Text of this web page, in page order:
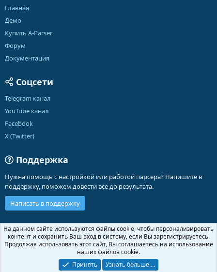
Главная
Демо
Купить A-Parser
Форум
Документация
Соцсети
Telegram канал
YouTube канал
Facebook
X (Twitter)
Поддержка
Нужна помощь с настройкой или работой парсера? Напишите в
поддержку, поможем довести все до результата.
Написать в поддержку
Russian (RU)
Обратная связь
Условия и правила
Политика конфиденциальности
Помощь
Community platform by XenForo ® © 2010-2026 XenForo Ltd.
На данном сайте используются файлы cookie, чтобы персонализировать
контент и сохранить Ваш вход в систему, если Вы зарегистрируетесь.
Продолжая использовать этот сайт, Вы соглашаетесь на использование
наших файлов cookie.
Принять
Узнать больше.…